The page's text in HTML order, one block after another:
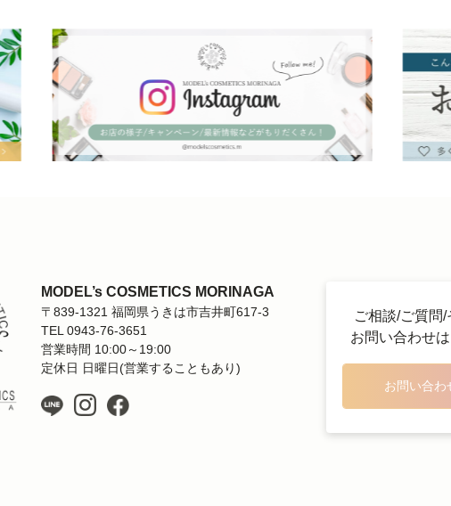
MODEL’s COSMETICS MORINAGA
〒839-1321 福岡県うきは市吉井町617-3
TEL 0943-76-3651
営業時間 10:00～19:00
定休日 日曜日(営業することもあり)
ご相談/ご質問/
お問い合わせ
お問い合わ